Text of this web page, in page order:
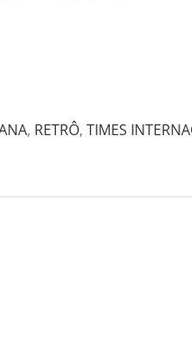
, RETRÔ, TIMES